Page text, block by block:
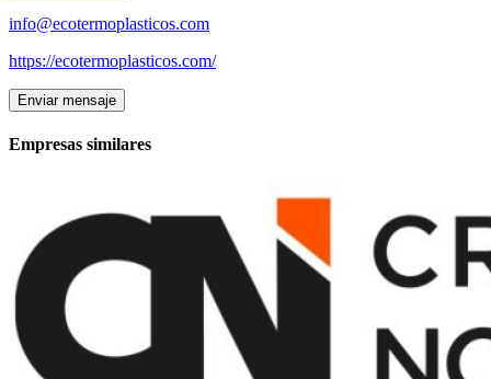
info@ecotermoplasticos.com
https://ecotermoplasticos.com/
Enviar mensaje
Empresas similares